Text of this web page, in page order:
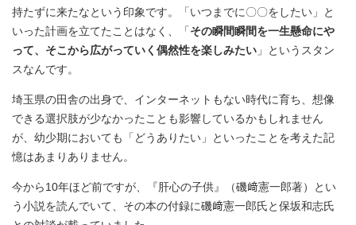
持たずに来たなという印象です。「いつまでに〇〇をしたい」と
いった計画を立てたことはなく、「その瞬間瞬間を一生懸命にや
って、そこから広がっていく偶然性を楽しみたい 」というスタン
スなんです。
埼玉県の田舎の出身で、インターネットもない時代に育ち、想像
できる選択肢が少なかったことも影響しているかもしれません
が、幼少期においても「どうありたい」といったことを考えた記
憶はあまりありません。
今から10年ほど前ですが、『肝心の子供』（磯﨑憲一郎著）とい
う小説を読んでいて、その本の付録に磯﨑憲一郎氏と保坂和志氏